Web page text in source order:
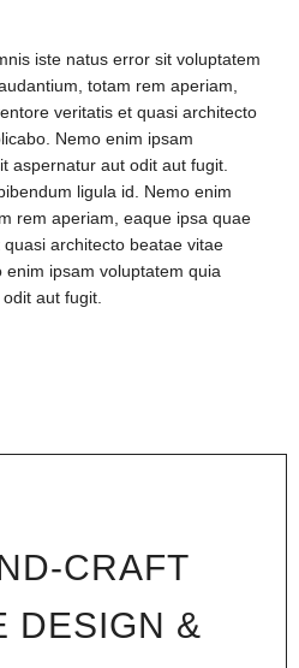
iste natus error sit voluptatem
totam rem aperiam,
veritatis et quasi architecto
Nemo enim ipsam
aspernatur aut odit aut fugit.
ligula id. Nemo enim
rem aperiam, eaque ipsa quae
architecto beatae vitae
ipsam voluptatem quia
aut fugit.
CRAFT
DESIGN &